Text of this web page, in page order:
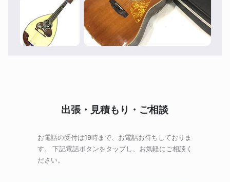
出張・見積もり・ご相談
お電話の受付は19時まで、お電話お待ちしておりま
す。 下記電話ボタンをタップし、お気軽にご相談く
ださい。